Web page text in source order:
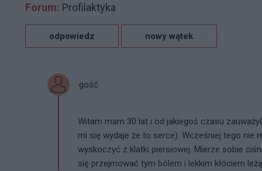
Forum: Profilaktyka
odpowiedz nowy wątek
gość
Witam mam 30 lat i od jakiegoś czasu
mi się wydaje że to serce). Wcześniej tego nie
wyskoczyć z klatki piersiowej. Mierze sobie
się przejmować tym bólem i lekkim kłóciem